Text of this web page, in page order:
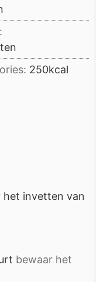
250kcal
het invetten van
bewaar het